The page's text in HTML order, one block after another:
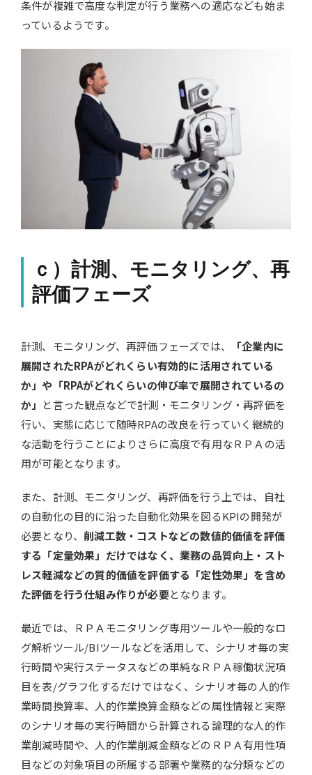
条件が複雑で高度な判定が行う業務への適応なども始ま
っているようです。
ｃ）計測、モニタリング、再
評価フェーズ
計測、モニタリング、再評価フェーズでは、
「企業内に
展開されたRPAがどれくらい有効的に活用されている
か」や「RPAがどれくらいの伸び率で展開されているの
か」 と言った観点などで計測・モニタリング・再評価を
行い、実態に応じて随時RPAの改良を行っていく継続的
な活動を行うことによりさらに高度で有用なＲＰＡの活
用が可能となります。
また、計測、モニタリング、再評価を行う上では、自社
の自動化の目的に沿った自動化効果を図るKPIの開発が
必要となり、 削減工数・コストなどの数値的価値を評価
する「定量効果」だけではなく、業務の品質向上・スト
レス軽減などの質的価値を評価する「定性効果」を含め
た評価を行う仕組み作りが必要となります。
最近では、ＲＰＡモニタリング専用ツールや一般的なロ
グ解析ツール/BIツールなどを活用して、シナリオ毎の実
行時間や実行ステータスなどの単純なＲＰＡ稼働状況項
目を表/グラフ化するだけではなく、シナリオ毎の人的作
業時間換算率、人的作業換算金額などの属性情報と実際
のシナリオ毎の実行時間から計算される論理的な人的作
業削減時間や、人的作業削減金額などのＲＰＡ有用性項
目などの対象項目の所属する部署や業務的な分類などの